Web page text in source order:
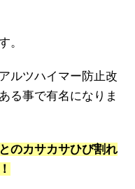
ルツハイマー防止改
る事で有名になりま
のカサカサひび割れ